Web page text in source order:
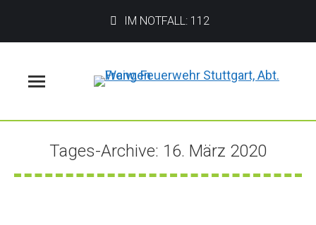
IM NOTFALL: 112
Tages-Archive: 16. März 2020
Sie befinden sich hier: